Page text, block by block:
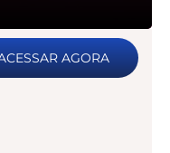
AGORA